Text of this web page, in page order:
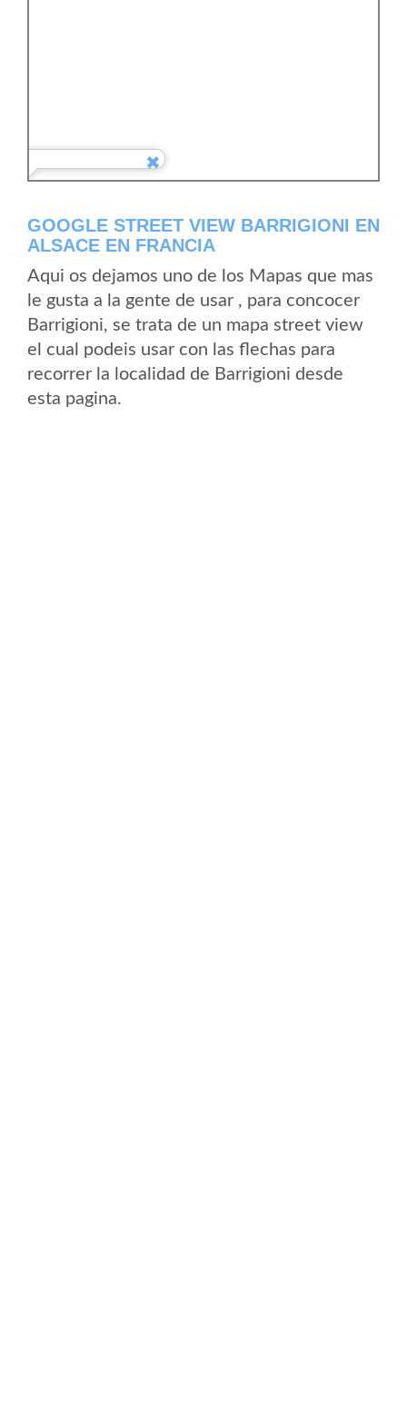
GOOGLE STREET VIEW BARRIGIONI EN
ALSACE EN FRANCIA
Aqui os dejamos uno de los Mapas que mas
le gusta a la gente de usar , para concocer
Barrigioni, se trata de un mapa street view
el cual podeis usar con las flechas para
recorrer la localidad de Barrigioni desde
esta pagina.